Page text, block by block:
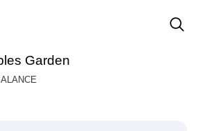
Garden